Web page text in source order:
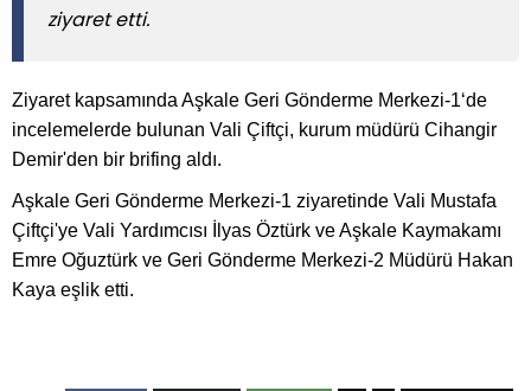
ziyaret etti.
Ziyaret kapsamında Aşkale Geri Gönderme Merkezi-1‘de
incelemelerde bulunan Vali Çiftçi, kurum müdürü Cihangir
Demir'den bir brifing aldı.
Aşkale Geri Gönderme Merkezi-1 ziyaretinde Vali Mustafa
Çiftçi'ye Vali Yardımcısı İlyas Öztürk ve Aşkale Kaymakamı
Emre Oğuztürk ve Geri Gönderme Merkezi-2 Müdürü Hakan
Kaya eşlik etti.